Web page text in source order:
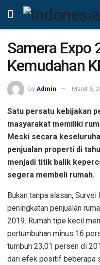
Samera Expo
Kemudahan
by Admin Maret 5,
Satu persatu kebijakan
masyarakat memiliki
Meski secara
penjualan properti di
menjadi titik balik
segera membeli rumah.
Bukan tanpa alasan,
peningkatan penjualan
2019. Rumah tipe kecil
pertumbuhan minus 16
tumbuh 23,01 persen di
dari efek positif beberapa